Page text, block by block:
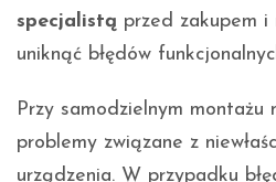
specjalistą przed zakupem i
uniknąć błędów
Przy samodzielnym montażu
problemy związane z
urządzenia. W przypadku